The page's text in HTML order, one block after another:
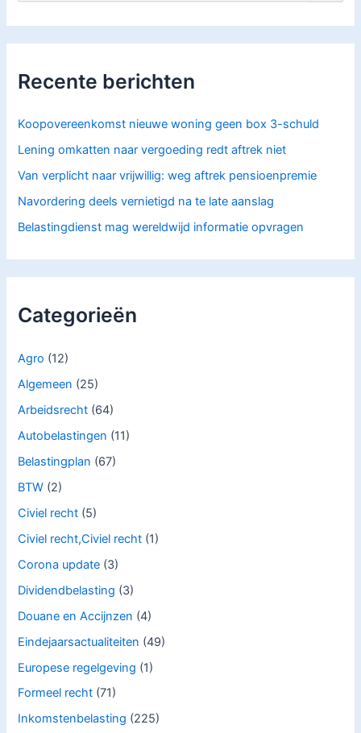
a
Recente berichten
Koopovereenkomst nieuwe woning geen box 3-schuld
Lening omkatten naar vergoeding redt aftrek niet
Van verplicht naar vrijwillig: weg aftrek pensioenpremie
Navordering deels vernietigd na te late aanslag
Belastingdienst mag wereldwijd informatie opvragen
Categorieën
Agro (12)
Algemeen (25)
Arbeidsrecht (64)
Autobelastingen (11)
Belastingplan (67)
BTW (2)
Civiel recht (5)
Civiel recht,Civiel recht (1)
Corona update (3)
Dividendbelasting (3)
Douane en Accijnzen (4)
Eindejaarsactualiteiten (49)
Europese regelgeving (1)
Formeel recht (71)
Inkomstenbelasting (225)